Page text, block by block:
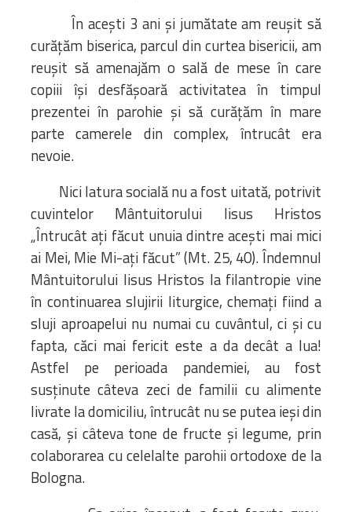
În acești 3 ani și jumătate am reușit să
curățăm biserica, parcul din curtea bisericii, am
reușit să amenajăm o sală de mese în care
copiii își desfășoară activitatea în timpul
prezentei în parohie și să curățăm în mare
parte camerele din complex, întrucât era
nevoie.
Nici latura socială nu a fost uitată, potrivit
cuvintelor Mântuitorului Iisus Hristos
„Întrucât ați făcut unuia dintre acești mai mici
ai Mei, Mie Mi-ați făcut” (Mt. 25, 40). Îndemnul
Mântuitorului Iisus Hristos la filantropie vine
în continuarea slujirii liturgice, chemați fiind a
sluji aproapelui nu numai cu cuvântul, ci şi cu
fapta, căci mai fericit este a da decât a lua!
Astfel pe perioada pandemiei, au fost
susținute câteva zeci de familii cu alimente
livrate la domiciliu, întrucât nu se putea ieși din
casă, și câteva tone de fructe și legume, prin
colaborarea cu celelalte parohii ortodoxe de la
Bologna.